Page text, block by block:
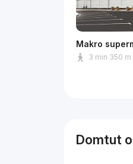
Makro
3 min 350 m
Domtut